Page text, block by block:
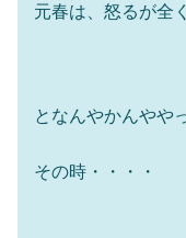
元春は、怒るが全
となんやかんやや
その時・・・・